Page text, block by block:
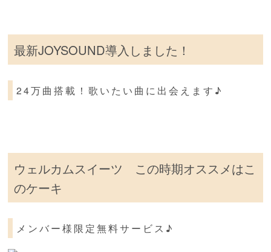
最新JOYSOUND導入しました！
24万曲搭載！歌いたい曲に出会えます♪
ウェルカムスイーツ この時期オススメはこ
のケーキ
メンバー様限定無料サービス♪